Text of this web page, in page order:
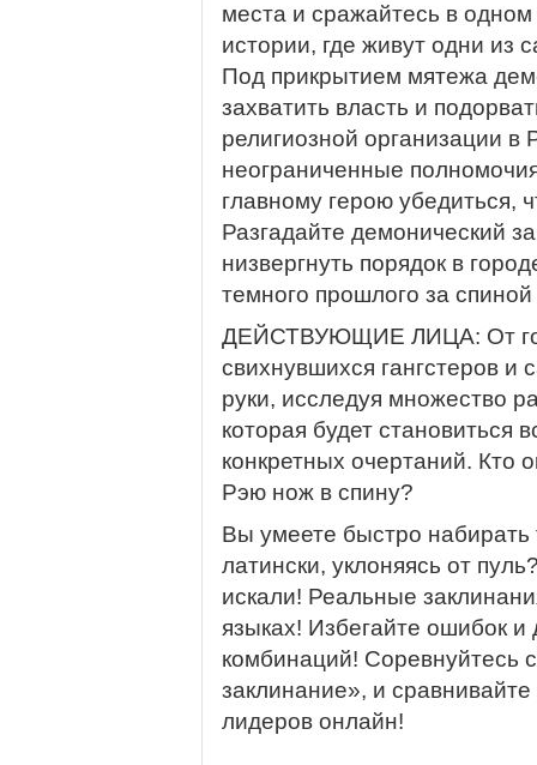
места и сражайтесь в
истории, где живут одни из
Под прикрытием мятежа
захватить власть и
религиозной организации
неограниченные
главному герою убедиться,
Разгадайте демонический
низвергнуть порядок в
темного прошлого за
ДЕЙСТВУЮЩИЕ ЛИЦА: От
свихнувшихся гангстеров и
руки, исследуя множество
которая будет становиться
конкретных очертаний. Кто
Рэю нож в спину?
Вы умеете быстро набирать
латински, уклоняясь от
искали! Реальные
языках! Избегайте ошибок
комбинаций! Соревнуйтесь
заклинание», и
лидеров онлайн!